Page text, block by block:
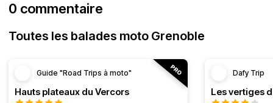
0 commentaire
Toutes les balades moto Grenoble
Guide "Road Trips à moto"
Hauts plateaux du Vercors
Dafy Trip
Les vertiges